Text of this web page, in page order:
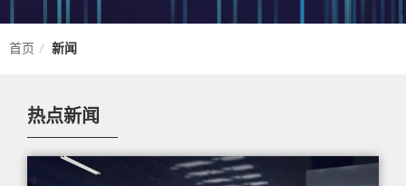
首页 新闻
热点新闻